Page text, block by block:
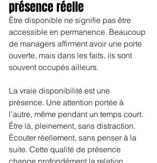
présence réelle
Être disponible ne signifie pas être
accessible en permanence. Beaucoup
de managers affirment avoir une porte
ouverte, mais dans les faits, ils sont
souvent occupés ailleurs.
La vraie disponibilité est une
présence. Une attention portée à
l’autre, même pendant un temps court.
Être là, pleinement, sans distraction.
Écouter réellement, sans penser à la
suite. Cette qualité de présence
change profondément la relation.